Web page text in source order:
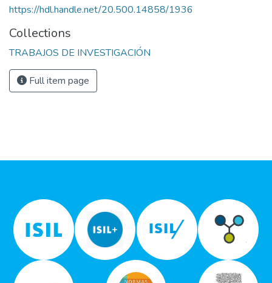
https://hdl.handle.net/20.500.14858/1936
Collections
TRABAJOS DE INVESTIGACIÓN
Full item page